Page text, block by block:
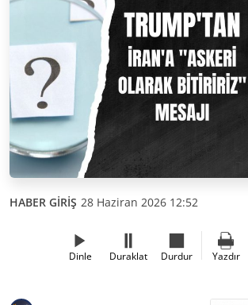
HABER GİRİŞ 28 Haziran 2026 12:52
Dinle Duraklat Durdur Yazdır